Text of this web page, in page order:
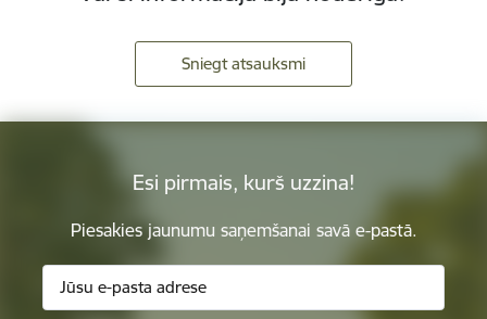
Sniegt atsauksmi
Esi pirmais, kurš uzzina!
Piesakies jaunumu saņemšanai savā e-pastā.